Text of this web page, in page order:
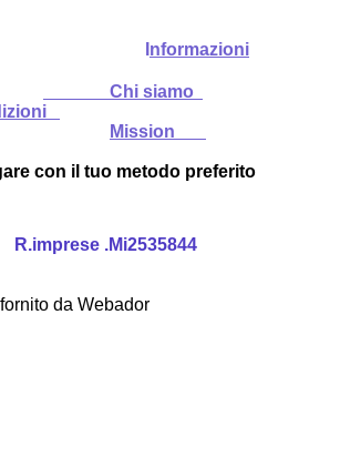
nformazioni
Chi siamo
Mission
con il tuo metodo preferito
R.imprese .Mi2535844
da Webador